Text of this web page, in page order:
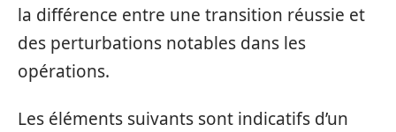
la différence entre une transition réussie et
des perturbations notables dans les
opérations.
Les éléments suivants sont indicatifs d’un